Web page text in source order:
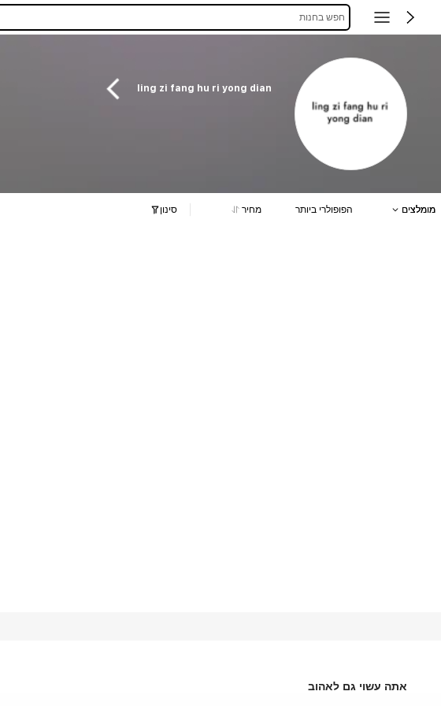
חפש בחנות
ling zi fang hu ri yong dian
מומלצים הפופולרי ביותר מחיר סינון
אתה עשוי גם לאהוב